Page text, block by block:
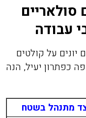
סולאריים
עבודה
על קולטים
כפתרון יעיל, הנה
מתנהל בשטח